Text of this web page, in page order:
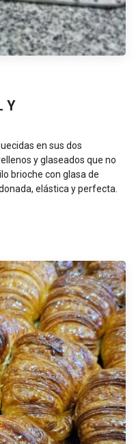
Y
en sus dos
y glaseados que no
brioche con glasa de
elástica y perfecta.